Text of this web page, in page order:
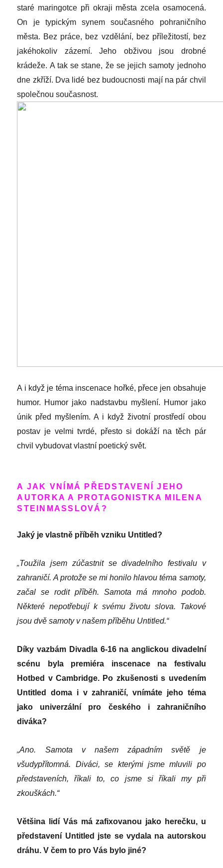
staré maringotce při okraji města zcela osamocená.
On je typickým synem současného pohraničního
města. Bez práce, bez vzdělání, bez příležitostí, bez
jakéhokoliv zázemí. Jeho obživou jsou drobné
krádeže. A tak se stane, že se jejich samoty jednoho
dne zkříží. Dva lidé bez budoucnosti mají na pár chvil
společnou současnost.
A i když je téma inscenace hořké, přece jen obsahuje
humor. Humor jako nadstavbu myšlení. Humor jako
únik před myšlením. A i když životní prostředí obou
postav je velmi tvrdé, přesto si dokáží na těch pár
chvil vybudovat vlastní poetický svět.
A JAK VNÍMÁ PŘEDSTAVENÍ JEHO
AUTORKA A PROTAGONISTKA
MILENA
STEINMASSLOVÁ?
Jaký je vlastně příběh vzniku Untitled?
„Toužila jsem zúčastnit se divadelního festivalu v
zahraničí. A protože se mi honilo hlavou téma samoty,
začal se rodit příběh. Samota má mnoho podob.
Některé nepotřebují k svému životu slova. Takové
jsou dvě samoty v našem příběhu Untitled.“
Díky vazbám Divadla 6-16 na anglickou divadelní
scénu byla premiéra inscenace na festivalu
Hotbed v Cambridge. Po zkušenosti s uvedením
Untitled doma i v zahraničí, vnímáte jeho téma
jako univerzální pro českého i zahraničního
diváka?
„Ano. Samota v našem západním světě je
všudypřítomná. Diváci, se kterými jsme mluvili po
představeních, říkali to, co jsme si říkali my při
zkouškách.“
Většina lidí Vás má zafixovanou jako herečku, u
představení Untitled jste se vydala na autorskou
dráhu. V čem to pro Vás bylo jiné?